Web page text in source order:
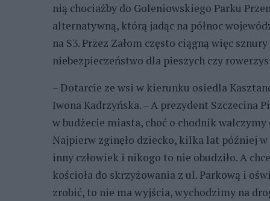
nią chociażby do Goleniowskiego Parku
alternatywną, którą jadąc na północ
na S3. Przez Załom często ciągną więc
niebezpieczeństwo dla pieszych czy
– Dotarcie ze wsi w kierunku osiedla
Iwona Kadrzyńska. – A prezydent
w budżecie miasta, choć o chodnik
Najpierw zginęło dziecko, kilka lat później
inny człowiek i nikogo to nie obudziło. A
kościoła do skrzyżowania z ul. Parkową i
zrobić, to nie ma wyjścia, wychodzimy na